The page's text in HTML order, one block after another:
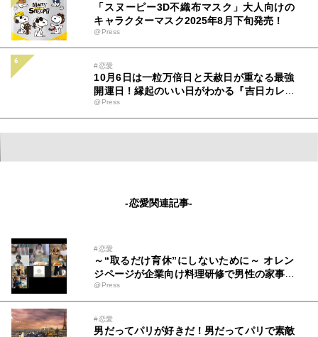
「スヌーピー3D不織布マスク」大人向けの
キャラクターマスク2025年8月下旬発売！
@Press
#恋愛
10月6日は一粒万倍日と天赦日が重なる最強
開運日！縁起のいい日がわかる『吉日カレン
ダー2025年10月版』をziredが無料ダウンロ
ード配布開始！
@Press
-恋愛関連記事-
#恋愛
～“取るだけ育休”にしないために～ オレン
ジページが企業向け料理研修で男性の家事参
加を後押し
@Press
#恋愛
男だってパリが好きだ！男だってパリで素敵